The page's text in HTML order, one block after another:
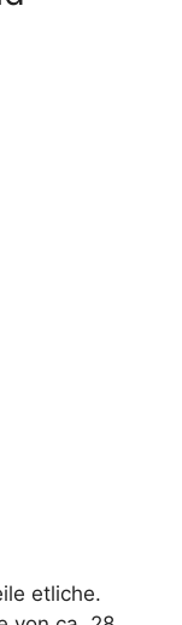
etliche.